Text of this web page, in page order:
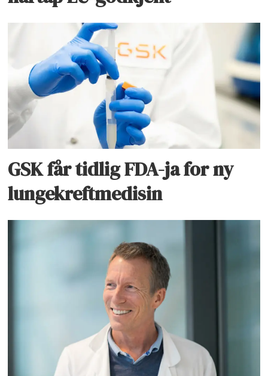
GSK får tidlig FDA-ja for ny
lungekreftmedisin